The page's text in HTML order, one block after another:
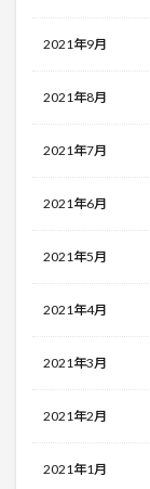
2021年9月
2021年8月
2021年7月
2021年6月
2021年5月
2021年4月
2021年3月
2021年2月
2021年1月